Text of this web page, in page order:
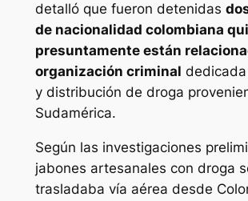
detalló que fueron detenidas
de nacionalidad colombiana
presuntamente están
organización criminal
y distribución de droga
Sudamérica.
Según las investigaciones
jabones artesanales con droga
trasladaba vía aérea desde